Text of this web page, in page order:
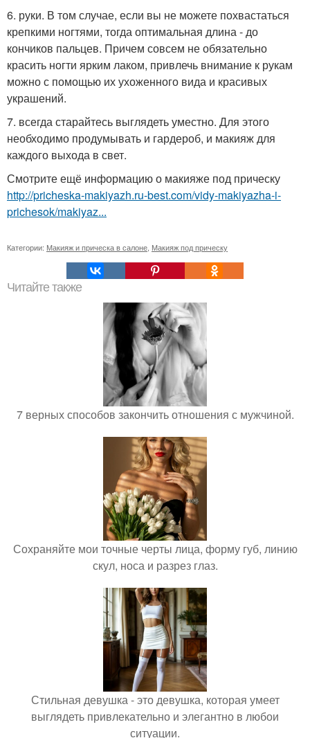
6. руки. В том случае, если вы не можете похвастаться
крепкими ногтями, тогда оптимальная длина - до
кончиков пальцев. Причем совсем не обязательно
красить ногти ярким лаком, привлечь внимание к рукам
можно с помощью их ухоженного вида и красивых
украшений.
7. всегда старайтесь выглядеть уместно. Для этого
необходимо продумывать и гардероб, и макияж для
каждого выхода в свет.
Смотрите ещё информацию о макияже под прическу
http://pricheska-makiyazh.ru-best.com/vidy-makiyazha-i-
prichesok/makiyaz...
Категории: Макияж и прическа в салоне Макияж под прическу
Читайте также
7 верных способов закончить отношения с мужчиной.
Сохраняйте мои точные черты лица, форму губ, линию
скул, носа и разрез глаз.
Стильная девушка - это девушка, которая умеет
выглядеть привлекательно и элегантно в любои
ситуации.